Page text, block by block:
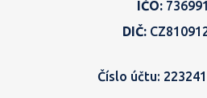
IČO:
DIČ:
Číslo účtu: